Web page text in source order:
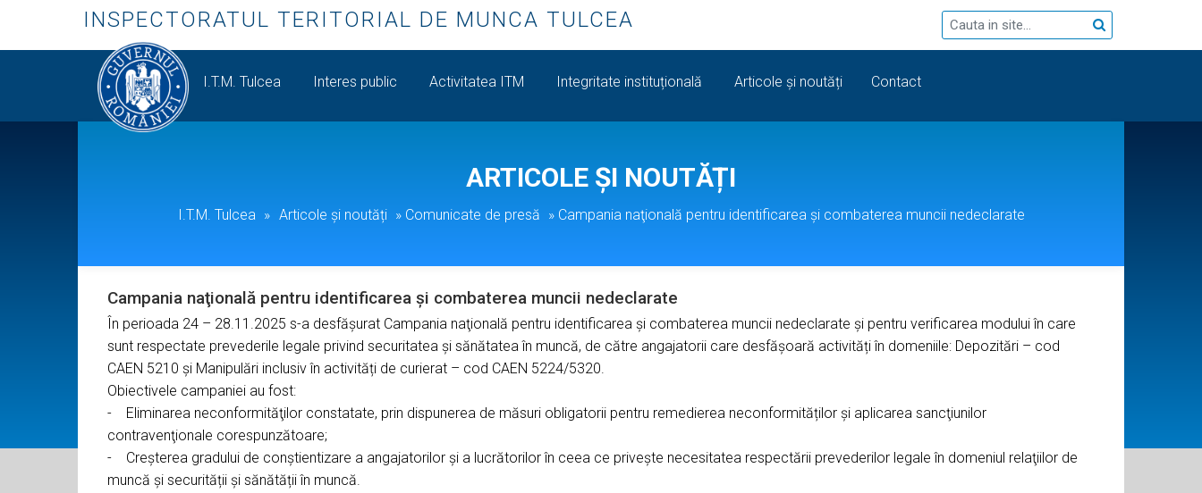
INSPECTORATUL TERITORIAL DE MUNCA TULCEA
I.T.M. Tulcea Interes public Activitatea ITM Integritate instituțională Articole și noutăți Contact
ARTICOLE ȘI NOUTĂȚI
I.T.M. Tulcea » Articole și noutăți » Comunicate de presă »Campania naţională pentru identificarea și combaterea muncii nedeclarate
Campania naţională pentru identificarea și combaterea muncii nedeclarate
În perioada 24 – 28.11.2025 s-a desfăşurat Campania naţională pentru identificarea și combaterea muncii nedeclarate și pentru verificarea modului în care
sunt respectate prevederile legale privind securitatea și sănătatea în muncă, de către angajatorii care desfășoară activități în domeniile: Depozitări – cod
CAEN 5210 și Manipulări inclusiv în activități de curierat – cod CAEN 5224/5320.
Obiectivele campaniei au fost:
- Eliminarea neconformităţilor constatate, prin dispunerea de măsuri obligatorii pentru remedierea neconformităților şi aplicarea sancţiunilor
contravenţionale corespunzătoare;
- Creşterea gradului de conştientizare a angajatorilor şi a lucrătorilor în ceea ce priveşte necesitatea respectării prevederilor legale în domeniul relaţiilor de
muncă și securității și sănătății în muncă.